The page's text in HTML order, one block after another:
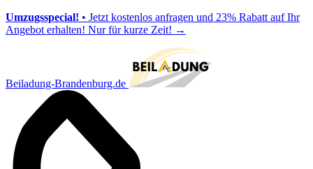
Umzugsspecial! • Jetzt kostenlos anfragen und 23% Rabatt auf Ihr
Angebot erhalten! Nur für kurze Zeit! →
Beiladung-Brandenburg.de